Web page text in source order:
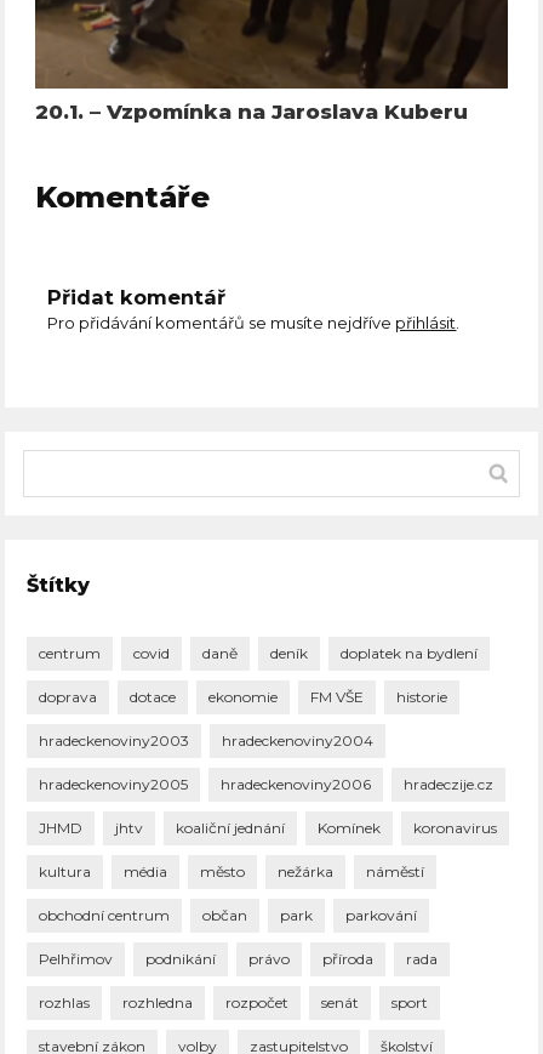
20.1. – Vzpomínka na Jaroslava Kuberu
Komentáře
Přidat komentář
Pro přidávání komentářů se musíte nejdříve přihlásit.
Štítky
centrum covid daně deník doplatek na bydlení
doprava dotace ekonomie FM VŠE historie
hradeckenoviny2003 hradeckenoviny2004
hradeckenoviny2005 hradeckenoviny2006 hradeczije.cz
JHMD jhtv koaliční jednání Komínek koronavirus
kultura média město nežárka náměstí
obchodní centrum občan park parkování
Pelhřimov podnikání právo příroda rada
rozhlas rozhledna rozpočet senát sport
stavební zákon volby zastupitelstvo školství